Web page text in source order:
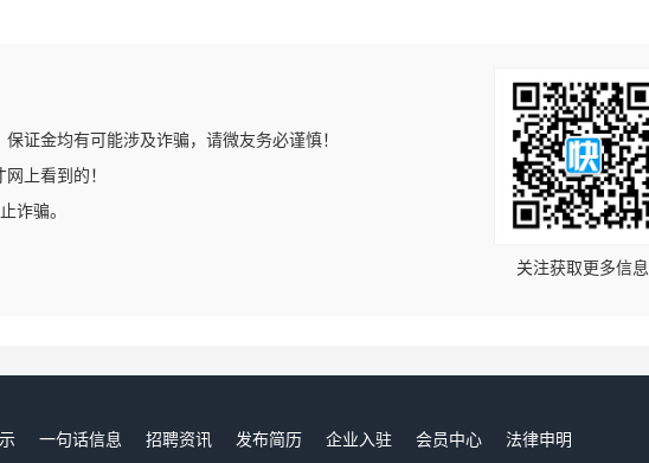
证金均有可能涉及诈骗，请微友务必谨慎！
上看到的！
诈骗。
关注获取更多信息
一句话信息 招聘资讯 发布简历 企业入驻 会员中心
法律申明